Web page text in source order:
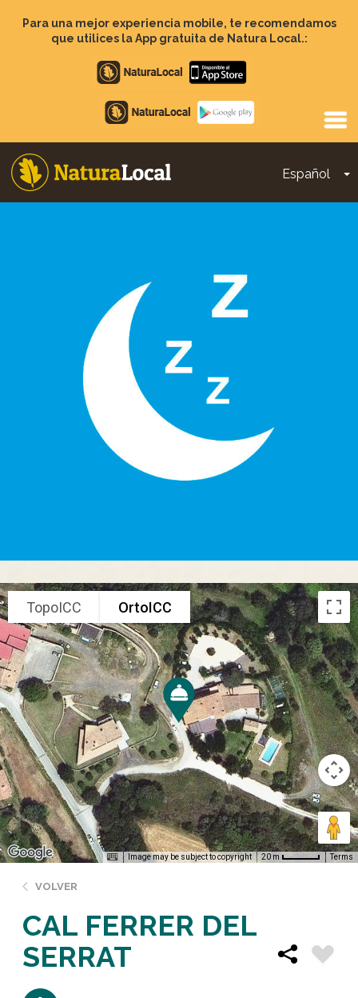
contenido
Para una mejor experiencia mobile, te recomendamos
que utilices la App gratuita de Natura Local.:
Apple
store
Google
Play
Español
Main
TopoICC OrtoICC
Image may be subject to copyright 20 m Terms
VOLVER
CAL FERRER DEL
SERRAT